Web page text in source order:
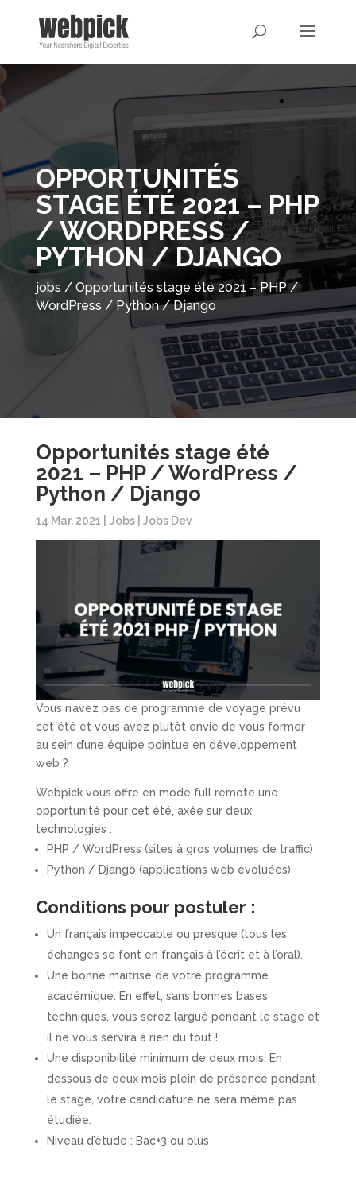
OPPORTUNITÉS
STAGE ÉTÉ 2021 – PHP
/ WORDPRESS /
PYTHON / DJANGO
jobs / Opportunités stage été 2021 – PHP /
WordPress / Python / Django
Opportunités stage été
2021 – PHP / WordPress /
Python / Django
14 Mar, 2021 Jobs| Jobs Dev
Vous n’avez pas de programme de voyage prévu
cet été et vous avez plutôt envie de vous former
au sein d’une équipe pointue en développement
web ?
Webpick vous offre en mode full remote une
opportunité pour cet été, axée sur deux
technologies :
PHP / WordPress (sites à gros volumes de traffic)
Python / Django (applications web évoluées)
Conditions pour postuler :
Un français impeccable ou presque (tous les
échanges se font en français à l’écrit et à l’oral).
Une bonne maitrise de votre programme
académique. En effet, sans bonnes bases
techniques, vous serez largué pendant le stage et
il ne vous servira à rien du tout !
Une disponibilité minimum de deux mois. En
dessous de deux mois plein de présence pendant
le stage, votre candidature ne sera même pas
étudiée.
Niveau d’étude : Bac+3 ou plus